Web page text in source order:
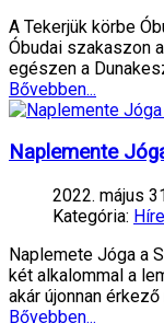
A Tekerjük körbe
Óbudai szakaszon
egészen a
Bővebben...
Naplemente
2022. május
Kategória:
Naplemete Jóga a
két alkalommal a
akár újonnan
Bővebben...